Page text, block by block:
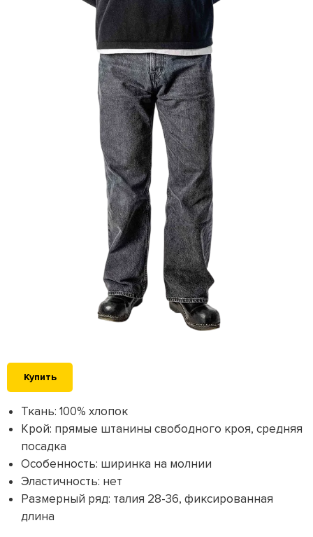
Купить
Ткань: 100% хлопок
Крой: прямые штанины свободного кроя, средняя
посадка
Особенность: ширинка на молнии
Эластичность: нет
Размерный ряд: талия 28-36, фиксированная
длина